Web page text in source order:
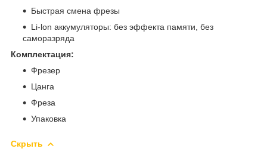
Быстрая смена фрезы
Li-lon аккумуляторы: без эффекта памяти, без
саморазряда
Комплектация:
Фрезер
Цанга
Фреза
Упаковка
Скрыть